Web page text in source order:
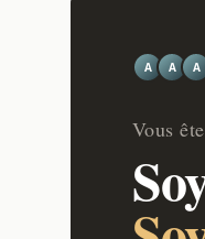
A A A
Vous